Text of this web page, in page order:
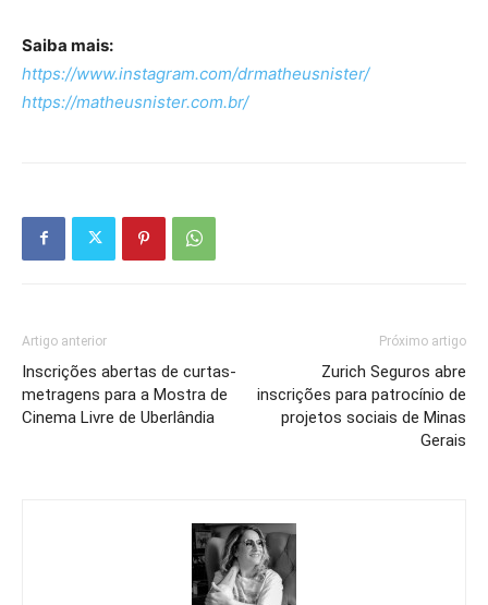
Saiba mais:
https://www.instagram.com/drmatheusnister/
https://matheusnister.com.br/
Artigo anterior
Inscrições abertas de curtas-
metragens para a Mostra de
Cinema Livre de Uberlândia
Próximo artigo
Zurich Seguros abre
inscrições para patrocínio de
projetos sociais de Minas
Gerais